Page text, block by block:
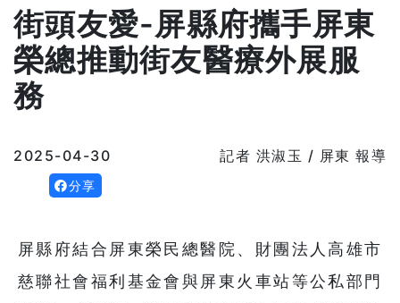
街頭友愛-屏縣府攜手屏東
榮總推動街友醫療外展服
務
2025-04-30 記者 洪淑玉 / 屏東 報導
分享
屏縣府結合屏東榮民總醫院、財團法人高雄市
慈聯社會福利基金會與屏東火車站等公私部門